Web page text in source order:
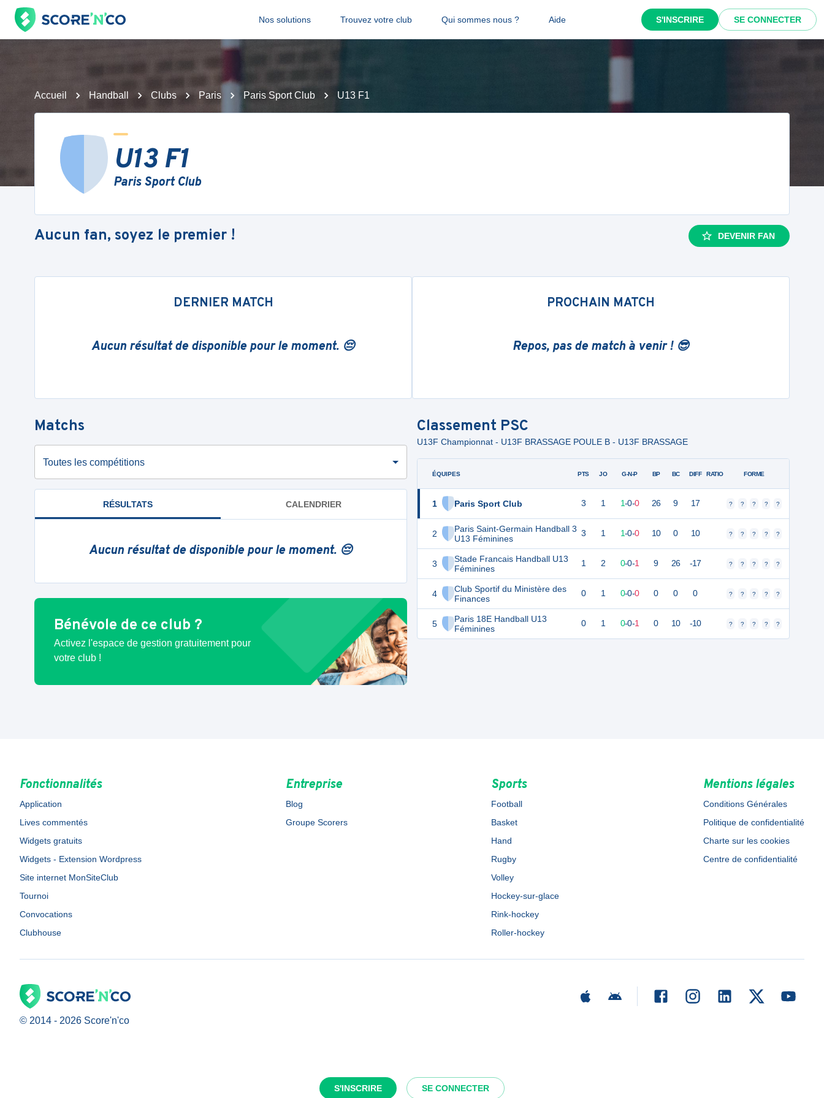
Nos solutions Trouvez votre club Qui sommes nous ? Aide S'INSCRIRE SE CONNECTER
S'INSCRIRE SE CONNECTER
Accueil Handball Clubs Paris Paris Sport Club U13 F1
U13 F1
Paris Sport Club
Aucun fan, soyez le premier ! DEVENIR FAN
DERNIER MATCH
Aucun résultat de disponible pour le moment. 😔
PROCHAIN MATCH
Repos, pas de match à venir ! 😎
Matchs
Toutes les compétitions
RÉSULTATS CALENDRIER
Aucun résultat de disponible pour le moment. 😔
Bénévole de ce club ?
Activez l'espace de gestion gratuitement pour
votre club !
Classement PSC
U13F Championnat - U13F BRASSAGE POULE B - U13F BRASSAGE
ÉQUIPES
1 Paris Sport Club
2
Paris Saint-Germain Handball 3
U13 Féminines
3
Stade Francais Handball U13
Féminines
4
Club Sportif du Ministère des
Finances
5
Paris 18E Handball U13
Féminines
PTS JO G-N-P BP BC DIFF RATIO FORME
3 1 1-0-0 26 9 17 ? ? ? ? ?
3 1 1-0-0 10 0 10 ? ? ? ? ?
1 2 0-0-1 9 26 -17 ? ? ? ? ?
0 1 0-0-0 0 0 0 ? ? ? ? ?
0 1 0-0-1 0 10 -10 ? ? ? ? ?
Fonctionnalités
Application
Lives commentés
Widgets gratuits
Widgets - Extension Wordpress
Site internet MonSiteClub
Tournoi
Convocations
Clubhouse
Entreprise
Blog
Groupe Scorers
Sports
Football
Basket
Hand
Rugby
Volley
Hockey-sur-glace
Rink-hockey
Roller-hockey
Mentions légales
Conditions Générales
Politique de confidentialité
Charte sur les cookies
Centre de confidentialité
© 2014 - 2026 Score'n'co